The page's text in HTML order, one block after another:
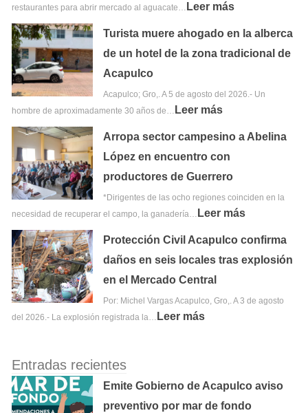
restaurantes para abrir mercado al aguacate… Leer más
Turista muere ahogado en la alberca
de un hotel de la zona tradicional de
Acapulco
Acapulco; Gro,. A 5 de agosto del 2026.- Un
hombre de aproximadamente 30 años de… Leer más
Arropa sector campesino a Abelina
López en encuentro con
productores de Guerrero
*Dirigentes de las ocho regiones coinciden en la
necesidad de recuperar el campo, la ganadería… Leer más
Protección Civil Acapulco confirma
daños en seis locales tras explosión
en el Mercado Central
Por: Michel Vargas Acapulco, Gro,. A 3 de agosto
del 2026.- La explosión registrada la… Leer más
Entradas recientes
Emite Gobierno de Acapulco aviso
preventivo por mar de fondo